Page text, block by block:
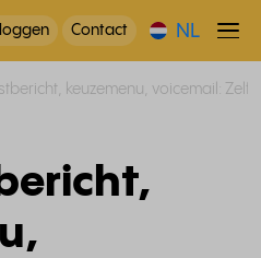
Contact NL
keuzemenu, voicemail: